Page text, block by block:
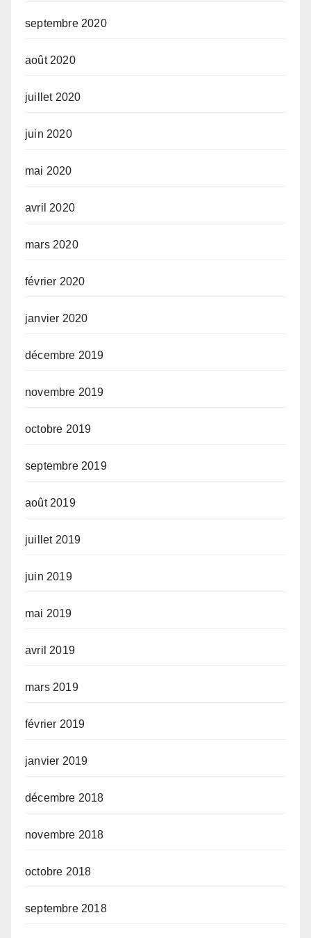
septembre 2020
août 2020
juillet 2020
juin 2020
mai 2020
avril 2020
mars 2020
février 2020
janvier 2020
décembre 2019
novembre 2019
octobre 2019
septembre 2019
août 2019
juillet 2019
juin 2019
mai 2019
avril 2019
mars 2019
février 2019
janvier 2019
décembre 2018
novembre 2018
octobre 2018
septembre 2018